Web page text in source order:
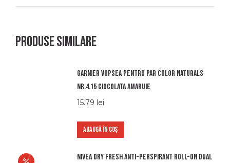
Produse similare
Garnier vopsea pentru par color naturals
nr.4.15 ciocolata amaruie
15.79 lei
ADAUGĂ ÎN COȘ
Nivea dry fresh anti-perspirant roll-on dual